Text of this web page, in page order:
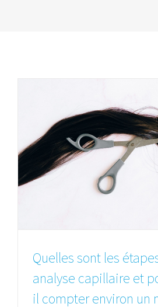
Quelles sont les
analyse capillaire et
il compter environ un